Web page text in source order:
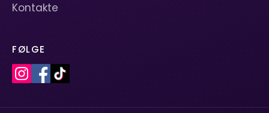
Kontakte
FØLGE